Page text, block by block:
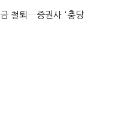
철퇴…증권사 '충당